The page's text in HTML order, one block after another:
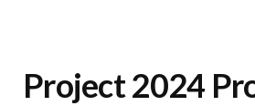
Project 2024